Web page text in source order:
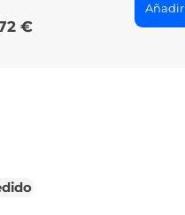
€
Añadir